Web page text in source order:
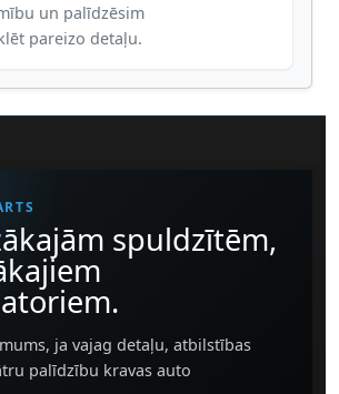
un palīdzēsim
pareizo detaļu.
spuldzītēm,
ja vajag detaļu, atbilstības
palīdzību kravas auto